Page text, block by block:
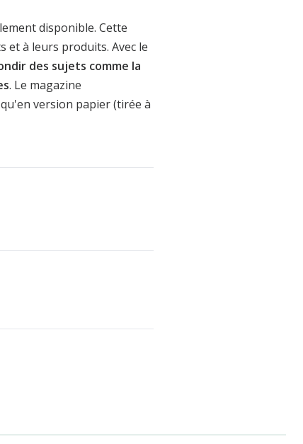
disponible. Cette
et à leurs produits. Avec le
des sujets comme la
. Le magazine
version papier (tirée à